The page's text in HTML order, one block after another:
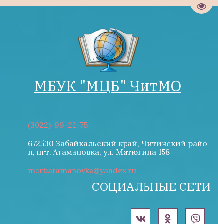
МБУК "М­­ЦБ" ЧитМО
(3022)-99-22-75
672530 Забайкальский край, Читинский райо
н, пгт. Атамановка, ул. Матюгина 158
mcrbatamanovka@yandex.ru
СОЦИАЛЬНЫЕ СЕТИ